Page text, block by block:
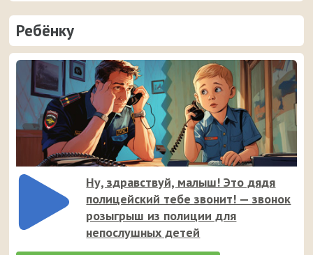
Ребёнку
Ну, здравствуй, малыш! Это дядя
полицейский тебе звонит! — звонок
розыгрыш из полиции для
непослушных детей